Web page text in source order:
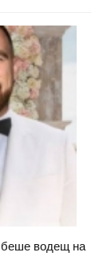
водещ на